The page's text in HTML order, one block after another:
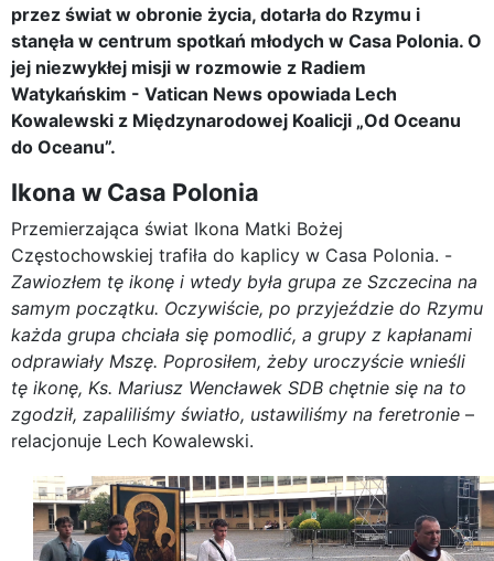
przez świat w obronie życia, dotarła do Rzymu i
stanęła w centrum spotkań młodych w Casa Polonia. O
jej niezwykłej misji w rozmowie z Radiem
Watykańskim - Vatican News opowiada Lech
Kowalewski z Międzynarodowej Koalicji „Od Oceanu
do Oceanu”.
Ikona w Casa Polonia
Przemierzająca świat Ikona Matki Bożej
Częstochowskiej trafiła do kaplicy w Casa Polonia. -
Zawiozłem tę ikonę i wtedy była grupa ze Szczecina na
samym początku. Oczywiście, po przyjeździe do Rzymu
każda grupa chciała się pomodlić, a grupy z kapłanami
odprawiały Mszę. Poprosiłem, żeby uroczyście wnieśli
tę ikonę, Ks. Mariusz Wencławek SDB chętnie się na to
zgodził, zapaliliśmy światło, ustawiliśmy na feretronie –
relacjonuje Lech Kowalewski.